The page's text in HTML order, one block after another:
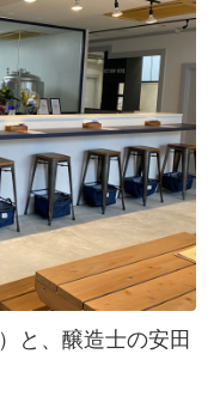
と、醸造士の安田